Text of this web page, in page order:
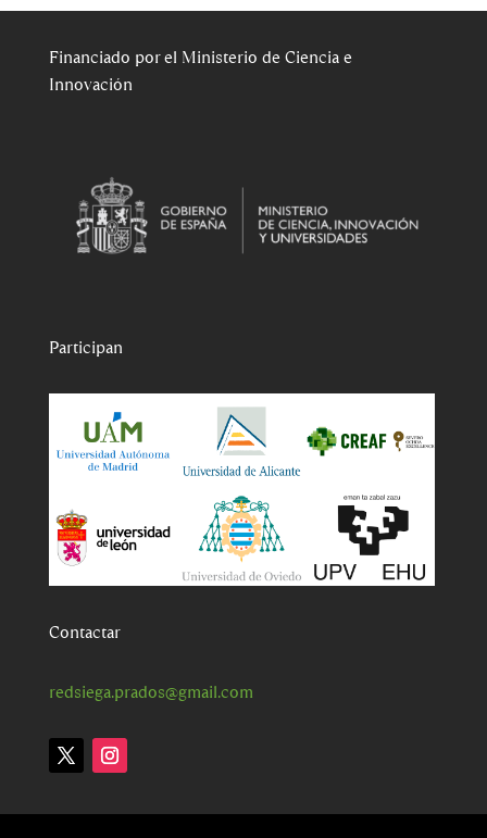
Financiado por el Ministerio de Ciencia e
Innovación
Participan
Contactar
redsiega.prados@gmail.com